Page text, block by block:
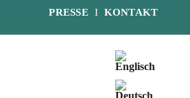
PRESSE I KONTAKT